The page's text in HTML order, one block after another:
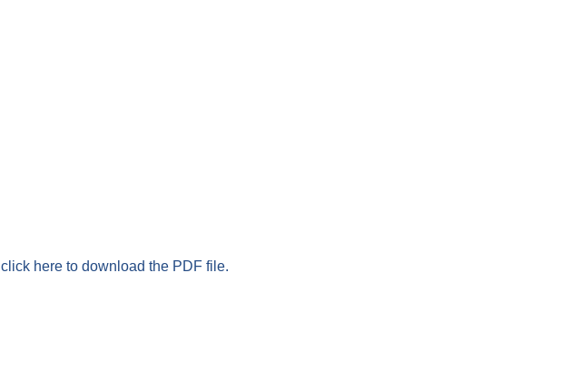
click here to download the PDF file.